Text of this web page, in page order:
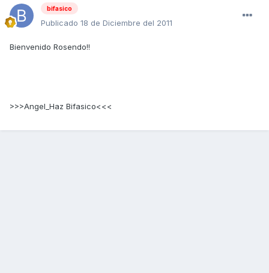
bifasico
Publicado 18 de Diciembre del 2011
Bienvenido Rosendo!!
>>>Angel_Haz Bifasico<<<